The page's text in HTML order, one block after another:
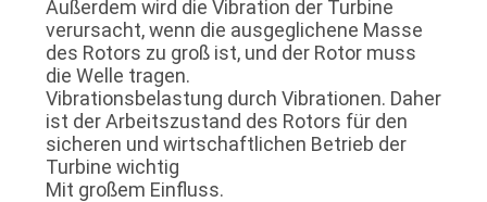
Außerdem wird die Vibration der Turbine
verursacht, wenn die ausgeglichene Masse
des Rotors zu groß ist, und der Rotor muss
die Welle tragen.
Vibrationsbelastung durch Vibrationen. Daher
ist der Arbeitszustand des Rotors für den
sicheren und wirtschaftlichen Betrieb der
Turbine wichtig
Mit großem Einfluss.